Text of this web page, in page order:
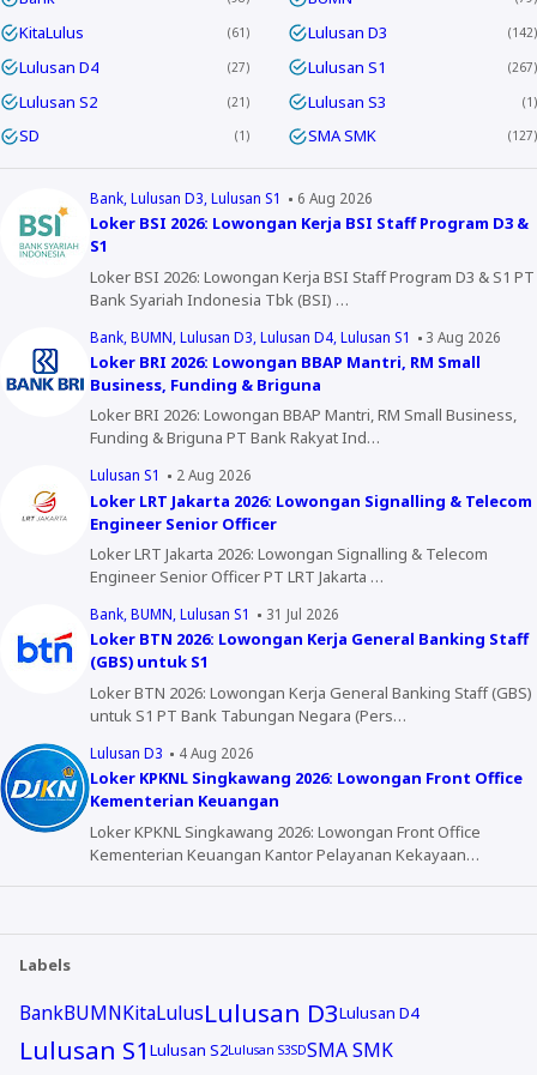
KitaLulus 61 Lulusan D3 142
Lulusan D4 27 Lulusan S1 267
Lulusan S2 21 Lulusan S3 1
SD 1 SMA SMK 127
Bank Lulusan D3 Lulusan S1 6 Aug 2026
Loker BSI 2026: Lowongan Kerja BSI Staff Program D3 &
S1
Loker BSI 2026: Lowongan Kerja BSI Staff Program D3 & S1 PT
Bank Syariah Indonesia Tbk (BSI) …
Bank BUMN Lulusan D3 Lulusan D4 Lulusan S1 3 Aug 2026
Loker BRI 2026: Lowongan BBAP Mantri, RM Small
Business, Funding & Briguna
Loker BRI 2026: Lowongan BBAP Mantri, RM Small Business,
Funding & Briguna PT Bank Rakyat Ind…
Lulusan S1 2 Aug 2026
Loker LRT Jakarta 2026: Lowongan Signalling & Telecom
Engineer Senior Officer
Loker LRT Jakarta 2026: Lowongan Signalling & Telecom
Engineer Senior Officer PT LRT Jakarta …
Bank BUMN Lulusan S1 31 Jul 2026
Loker BTN 2026: Lowongan Kerja General Banking Staff
(GBS) untuk S1
Loker BTN 2026: Lowongan Kerja General Banking Staff (GBS)
untuk S1 PT Bank Tabungan Negara (Pers…
Lulusan D3 4 Aug 2026
Loker KPKNL Singkawang 2026: Lowongan Front Office
Kementerian Keuangan
Loker KPKNL Singkawang 2026: Lowongan Front Office
Kementerian Keuangan Kantor Pelayanan Kekayaan…
Labels
BankBUMNKitaLulusLulusan D3Lulusan D4
Lulusan S1Lulusan S2Lulusan S3SDSMA SMK